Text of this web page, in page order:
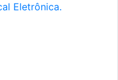
Eletrônica.